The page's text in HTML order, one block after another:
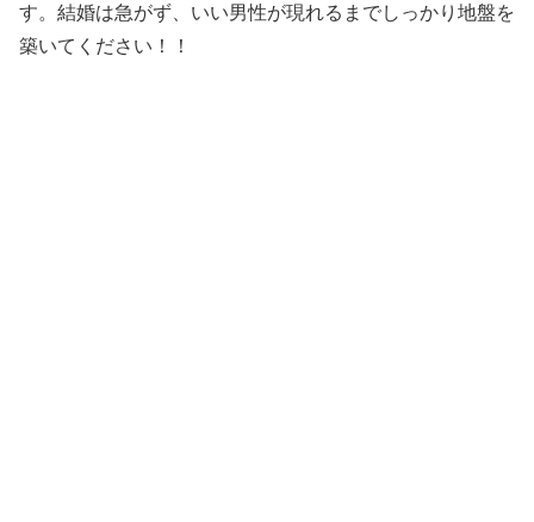
す。結婚は急がず、いい男性が現れるまでしっかり地盤を
築いてください！！